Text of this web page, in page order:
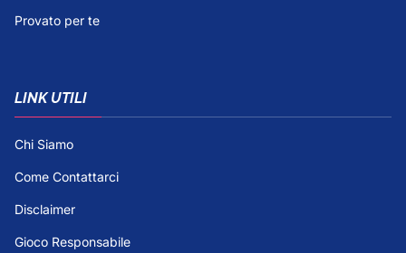
Provato per te
LINK UTILI
Chi Siamo
Come Contattarci
Disclaimer
Gioco Responsabile